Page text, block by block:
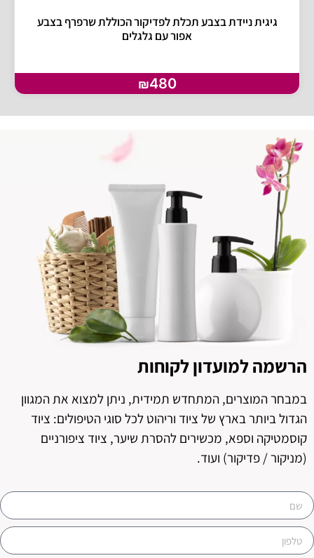
גיגית ניידת בצבע תכלת לפדיקור הכוללת שרפרף בצבע
אפור עם גלגלים
₪480
הרשמה למועדון לקוחות
במבחר המוצרים, המתחדש תמידית, ניתן למצוא את המגוון
הגדול ביותר בארץ של ציוד וריהוט לכל סוגי הטיפולים: ציוד
קוסמטיקה וספא, מכשירים להסרת שיער, ציוד ציפורניים
(מניקור / פדיקור) ועוד.